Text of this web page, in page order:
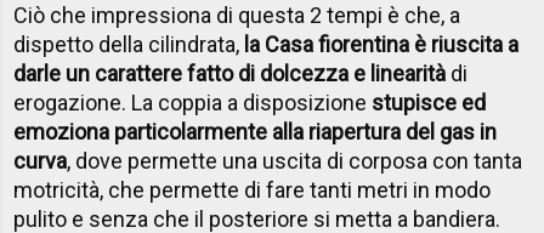
Ciò che impressiona di questa 2 tempi è che, a
dispetto della cilindrata, la Casa fiorentina è riuscita a
darle un carattere fatto di dolcezza e linearità di
erogazione. La coppia a disposizione stupisce ed
emoziona particolarmente alla riapertura del gas in
curva, dove permette una uscita di corposa con tanta
motricità, che permette di fare tanti metri in modo
pulito e senza che il posteriore si metta a bandiera.